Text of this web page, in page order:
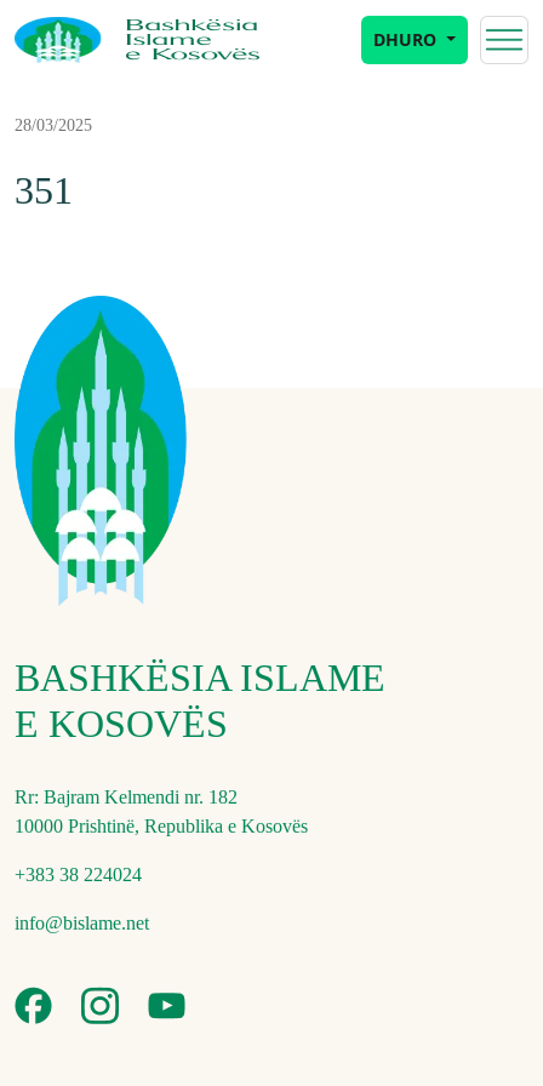
DHURO
28/03/2025
351
BASHKËSIA ISLAME
E KOSOVËS
Rr: Bajram Kelmendi nr. 182
10000 Prishtinë, Republika e Kosovës
+383 38 224024
info@bislame.net